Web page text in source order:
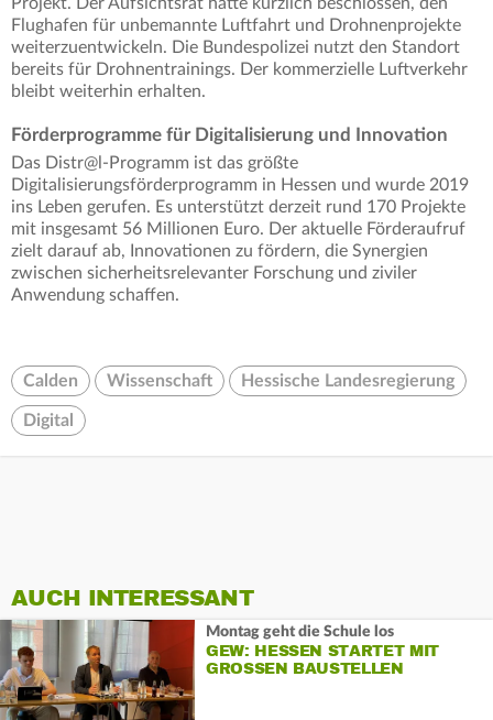
Flughafen für unbemannte Luftfahrt und Drohnenprojekte
weiterzuentwickeln. Die Bundespolizei nutzt den Standort
bereits für Drohnentrainings. Der kommerzielle Luftverkehr
bleibt weiterhin erhalten.
Förderprogramme für Digitalisierung und Innovation
Das Distr@l-Programm ist das größte
Digitalisierungsförderprogramm in Hessen und wurde 2019
ins Leben gerufen. Es unterstützt derzeit rund 170 Projekte
mit insgesamt 56 Millionen Euro. Der aktuelle Förderaufruf
zielt darauf ab, Innovationen zu fördern, die Synergien
zwischen sicherheitsrelevanter Forschung und ziviler
Anwendung schaffen.
Calden Wissenschaft Hessische Landesregierung
Digital
AUCH INTERESSANT
Montag geht die Schule los
GEW: HESSEN STARTET MIT
GROSSEN BAUSTELLEN